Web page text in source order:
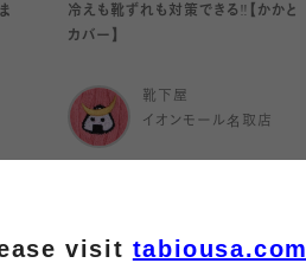
冷えも靴ずれも対策できる‼️【かかと
カバー】
靴下屋
イオンモール名取店
visit tabiousa.com